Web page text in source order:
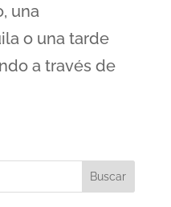
una
o una tarde
a través de